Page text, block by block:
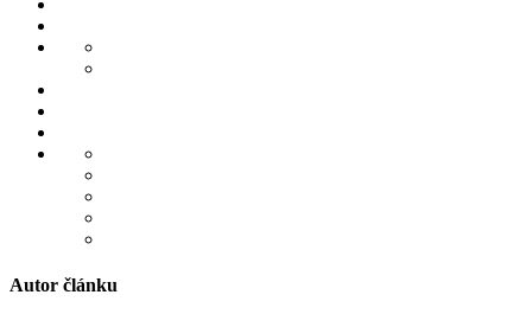
Autor článku